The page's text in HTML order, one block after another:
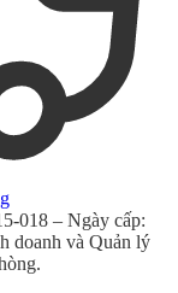
018 – Ngày cấp:
doanh và Quản lý